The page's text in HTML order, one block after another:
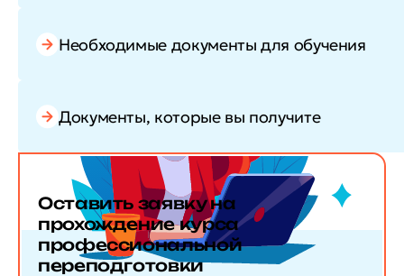
Необходимые документы для обучения
Документы, которые вы получите
Оставить заявкуна
прохождение курса
профессиональной
переподготовки